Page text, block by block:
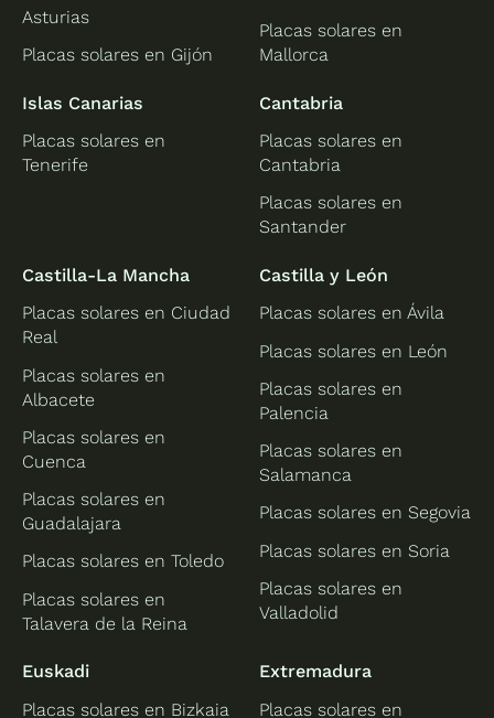
Asturias
Placas solares en Gijón
Placas solares en
Mallorca
Islas Canarias
Placas solares en
Tenerife
Cantabria
Placas solares en
Cantabria
Placas solares en
Santander
Castilla-La Mancha
Placas solares en Ciudad
Real
Placas solares en
Albacete
Placas solares en
Cuenca
Placas solares en
Guadalajara
Placas solares en Toledo
Placas solares en
Talavera de la Reina
Castilla y León
Placas solares en Ávila
Placas solares en León
Placas solares en
Palencia
Placas solares en
Salamanca
Placas solares en Segovia
Placas solares en Soria
Placas solares en
Valladolid
Euskadi
Placas solares en Bizkaia
Extremadura
Placas solares en